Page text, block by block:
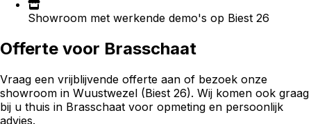
Showroom met werkende demo's op Biest 26
Offerte voor Brasschaat
Vraag een vrijblijvende offerte aan of bezoek onze
showroom in Wuustwezel (Biest 26). Wij komen ook graag
bij u thuis in Brasschaat voor opmeting en persoonlijk
advies.